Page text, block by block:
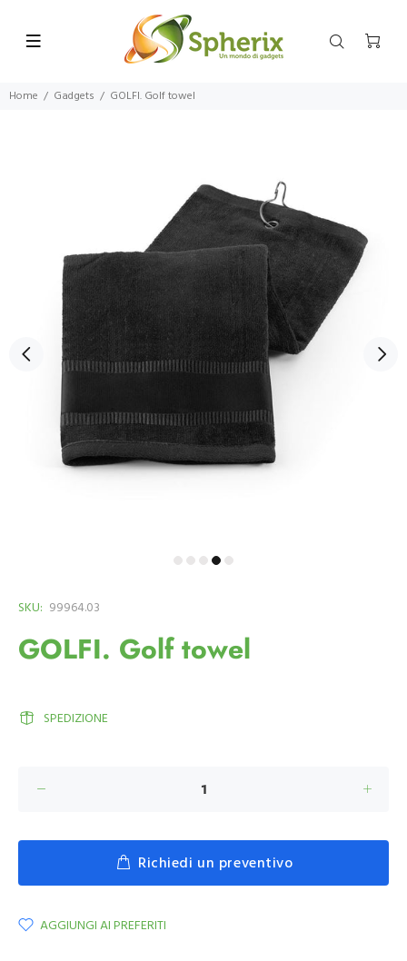
Home Gadgets GOLFI. Golf towel
SKU: 99964.03
GOLFI. Golf towel
SPEDIZIONE
Richiedi un preventivo
AGGIUNGI AI PREFERITI